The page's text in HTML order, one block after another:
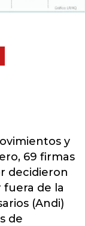
y
69 firmas
decidieron
de la
(Andi)
de